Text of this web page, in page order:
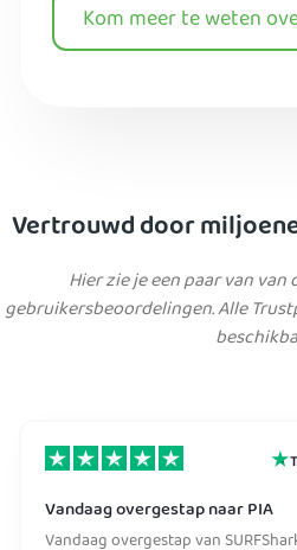
Kom meer te weten
Vertrouwd door
Hier zie je een paar van
gebruikersbeoordelingen. Alle
Vandaag overgestap naar PIA
Vandaag overgestap van